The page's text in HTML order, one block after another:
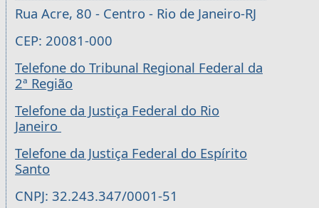
Rua Acre, 80 - Centro - Rio de Janeiro-RJ
CEP: 20081-000
Telefone do Tribunal Regional Federal da
2ª Região
Telefone da Justiça Federal do Rio
Janeiro
Telefone da Justiça Federal do Espírito
Santo
CNPJ: 32.243.347/0001-51